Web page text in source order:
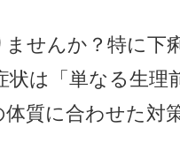
せんか？特に下
は「単なる生理
質に合わせた対